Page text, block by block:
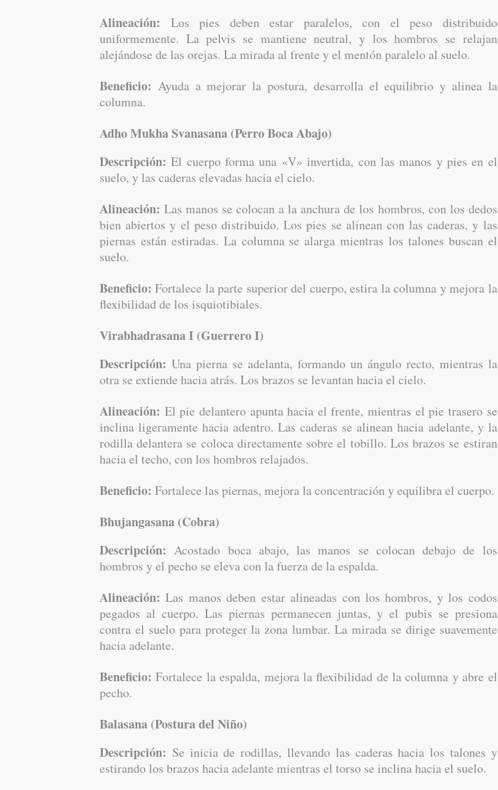
Alineación: Los pies deben estar paralelos, con el peso distribuido
uniformemente. La pelvis se mantiene neutral, y los hombros se relajan
alejándose de las orejas. La mirada al frente y el mentón paralelo al suelo.
Beneficio: Ayuda a mejorar la postura, desarrolla el equilibrio y alinea la
columna.
Adho Mukha Svanasana (Perro Boca Abajo)
Descripción: El cuerpo forma una «V» invertida, con las manos y pies en el
suelo, y las caderas elevadas hacia el cielo.
Alineación: Las manos se colocan a la anchura de los hombros, con los dedos
bien abiertos y el peso distribuido. Los pies se alinean con las caderas, y las
piernas están estiradas. La columna se alarga mientras los talones buscan el
suelo.
Beneficio: Fortalece la parte superior del cuerpo, estira la columna y mejora la
flexibilidad de los isquiotibiales.
Virabhadrasana I (Guerrero I)
Descripción: Una pierna se adelanta, formando un ángulo recto, mientras la
otra se extiende hacia atrás. Los brazos se levantan hacia el cielo.
Alineación: El pie delantero apunta hacia el frente, mientras el pie trasero se
inclina ligeramente hacia adentro. Las caderas se alinean hacia adelante, y la
rodilla delantera se coloca directamente sobre el tobillo. Los brazos se estiran
hacia el techo, con los hombros relajados.
Beneficio: Fortalece las piernas, mejora la concentración y equilibra el cuerpo.
Bhujangasana (Cobra)
Descripción: Acostado boca abajo, las manos se colocan debajo de los
hombros y el pecho se eleva con la fuerza de la espalda.
Alineación: Las manos deben estar alineadas con los hombros, y los codos
pegados al cuerpo. Las piernas permanecen juntas, y el pubis se presiona
contra el suelo para proteger la zona lumbar. La mirada se dirige suavemente
hacia adelante.
Beneficio: Fortalece la espalda, mejora la flexibilidad de la columna y abre el
pecho.
Balasana (Postura del Niño)
Descripción: Se inicia de rodillas, llevando las caderas hacia los talones y
estirando los brazos hacia adelante mientras el torso se inclina hacia el suelo.